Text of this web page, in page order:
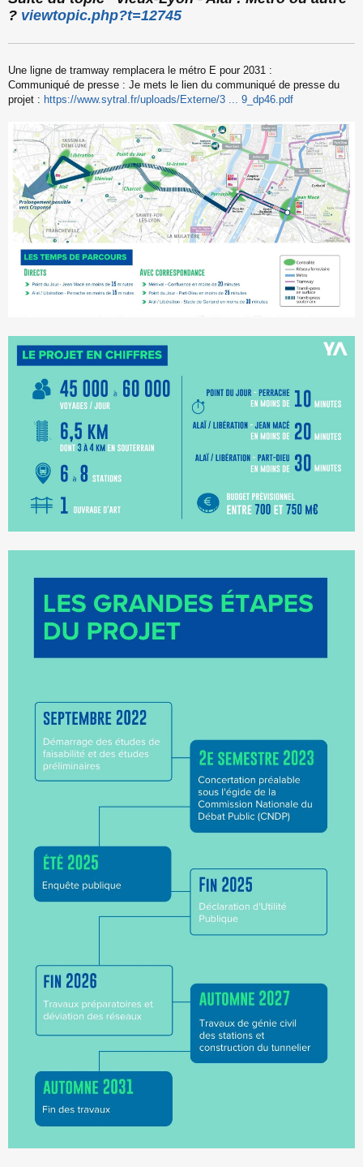
g
n
o
n
? viewtopic.php?t=12745
Une ligne de tramway remplacera le métro E pour 2031 :
Communiqué de presse : Je mets le lien du communiqué de presse du
projet : https://www.sytral.fr/uploads/Externe/3 ... 9_dp46.pdf